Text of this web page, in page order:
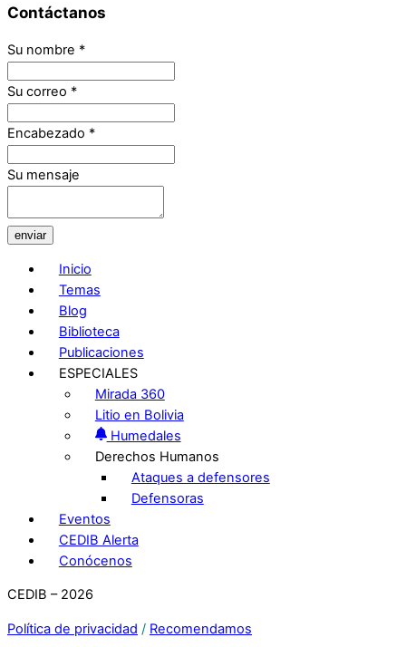
Contáctanos
Su nombre *
Su correo *
Encabezado *
Su mensaje
enviar
Inicio
Temas
Blog
Biblioteca
Publicaciones
ESPECIALES
Mirada 360
Litio en Bolivia
Humedales
Derechos Humanos
Ataques a defensores
Defensoras
Eventos
CEDIB Alerta
Conócenos
CEDIB – 2026
Política de privacidad / Recomendamos